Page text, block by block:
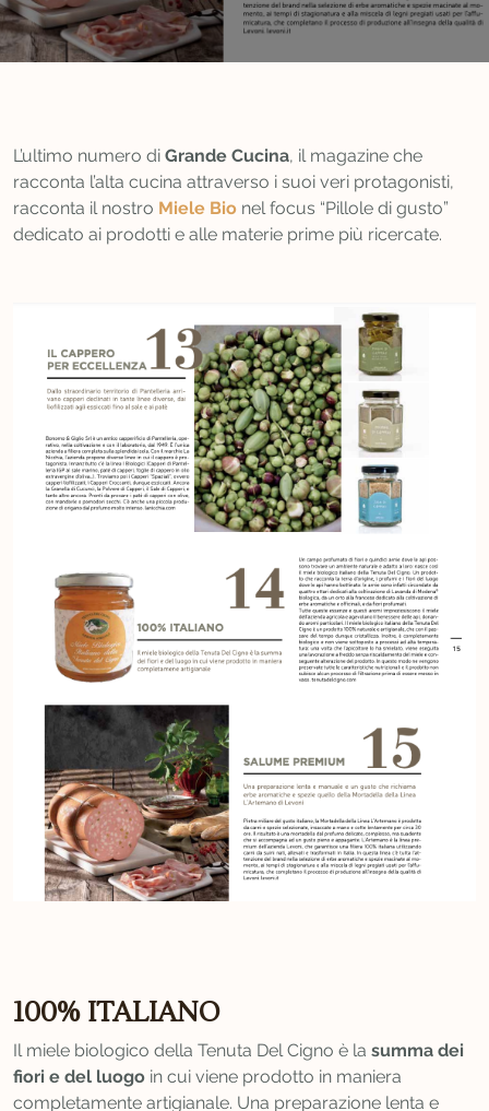
L’ultimo numero di Grande Cucina, il magazine che
racconta l’alta cucina attraverso i suoi veri protagonisti,
racconta il nostro Miele Bio nel focus “Pillole di gusto”
dedicato ai prodotti e alle materie prime più ricercate.
100% ITALIANO
Il miele biologico della Tenuta Del Cigno è la summa dei
fiori e del luogo in cui viene prodotto in maniera
completamente artigianale. Una preparazione lenta e